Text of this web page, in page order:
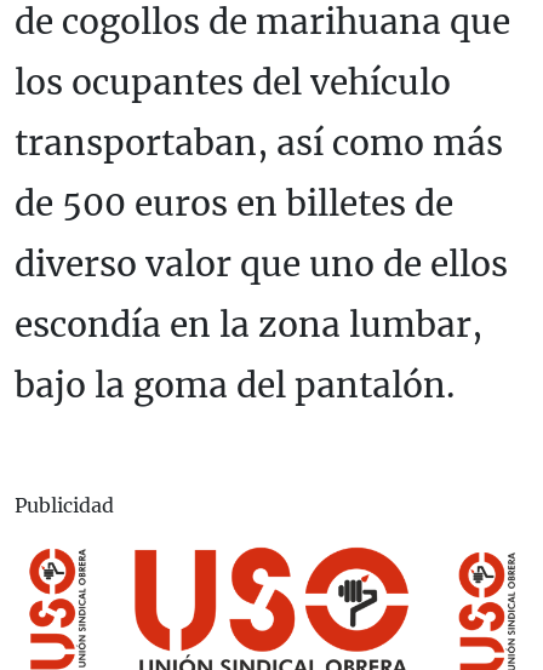
de cogollos de marihuana que
los ocupantes del vehículo
transportaban, así como más
de 500 euros en billetes de
diverso valor que uno de ellos
escondía en la zona lumbar,
bajo la goma del pantalón.
Publicidad